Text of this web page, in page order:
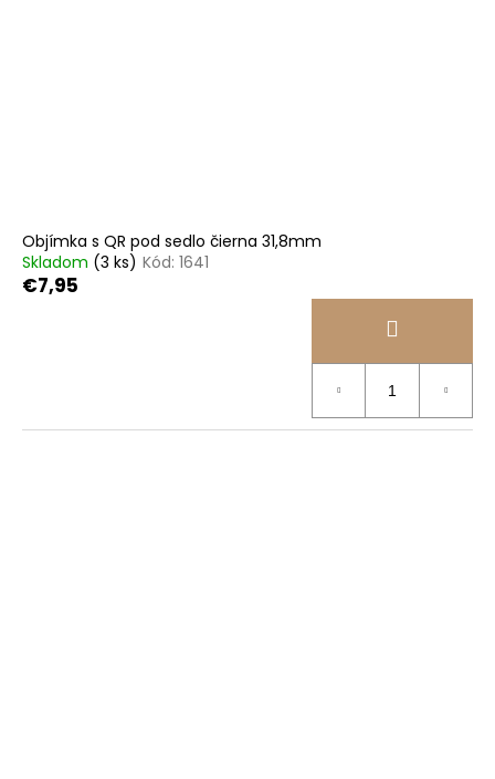
Objímka s QR pod sedlo čierna 31,8mm
Skladom (3 ks) Kód: 1641
€7,95